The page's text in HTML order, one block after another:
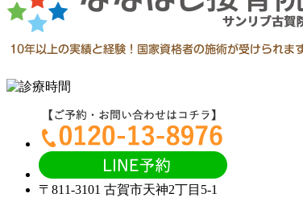
〒811-3101 古賀市天神2丁目5-1